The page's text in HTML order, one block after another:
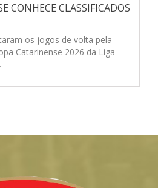
CONHECE CLASSIFICADOS
os jogos de volta pela
Catarinense 2026 da Liga